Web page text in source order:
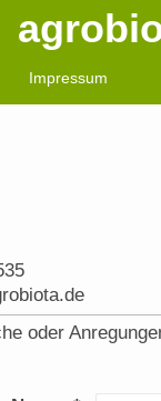
Impressum
oder